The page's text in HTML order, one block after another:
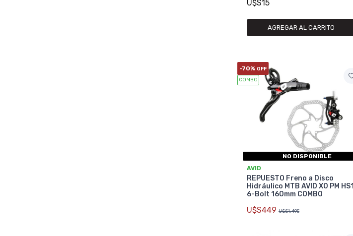
U$S15
AGREGAR AL CARRITO
-70% OFF
COMBO
NO DISPONIBLE
AVID
REPUESTO Freno a Disco
Hidráulico MTB AVID X0 PM HS1
6-Bolt 160mm COMBO
U$S449 U$S1.495